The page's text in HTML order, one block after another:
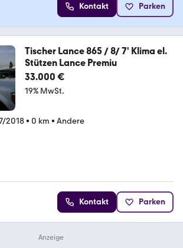
Kontakt Parken
Tischer Lance 865 / 8/ 7' Klima el.
Stützen Lance Premiu
33.000 €
19% MwSt.
2018• 0 km • Andere
Kontakt Parken